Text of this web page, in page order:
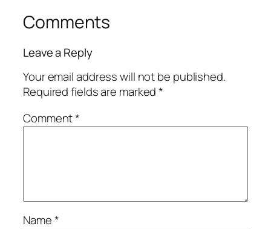
Comments
Leave a Reply
Your email address will not be published.
Required fields are marked*
Comment*
Name*